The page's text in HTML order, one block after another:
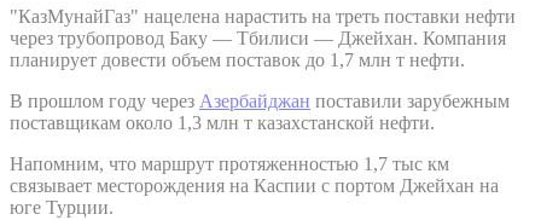
"КазМунайГаз" нацелена нарастить на треть поставки нефти
через трубопровод Баку — Тбилиси — Джейхан. Компания
планирует довести объем поставок до 1,7 млн т нефти.
В прошлом году через Азербайджан поставили зарубежным
поставщикам около 1,3 млн т казахстанской нефти.
Напомним, что маршрут протяженностью 1,7 тыс км
связывает месторождения на Каспии с портом Джейхан на
юге Турции.